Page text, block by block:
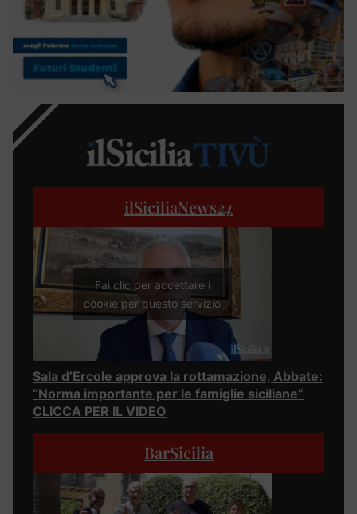
ilSiciliaNews24
Fai clic per accettare i
cookie per questo servizio
Sala d’Ercole approva la rottamazione, Abbate:
“Norma importante per le famiglie siciliane”
CLICCA PER IL VIDEO
BarSicilia